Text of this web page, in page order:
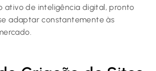
ativo de inteligência digital, pronto
adaptar constantemente às